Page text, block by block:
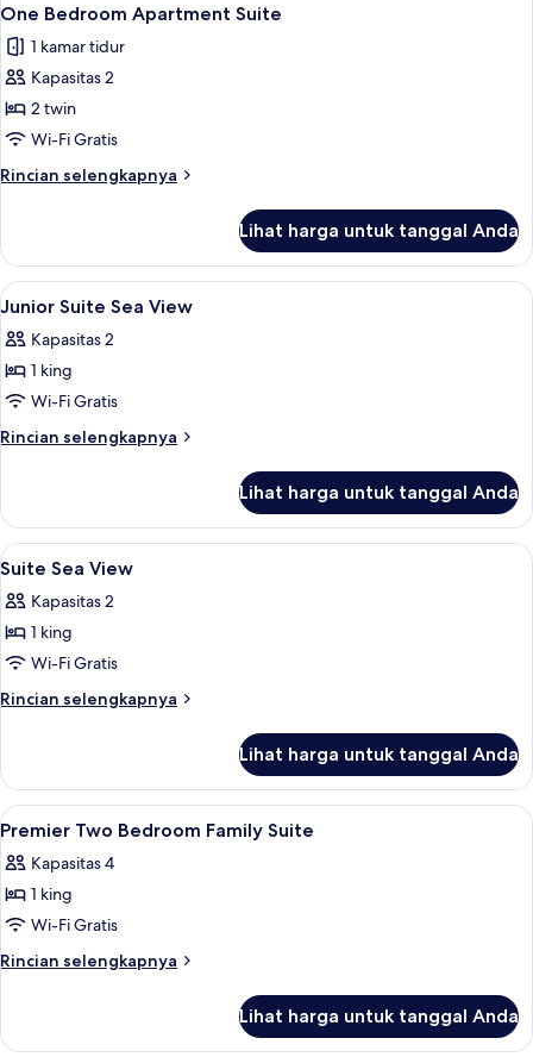
One Bedroom Apartment Suite
1 kamar tidur
Kapasitas 2
2 twin
Wi-Fi Gratis
Rincian selengkapnya
Rincian
One
Bedroom
Apartment
Lihat harga untuk tanggal Anda
Lihat
semua
foto
untuk
Junior
Suite
Minibar, brankas, meja kerja, dan
13
Junior Suite Sea View
Kapasitas 2
1 king
Wi-Fi Gratis
Rincian selengkapnya
Rincian
Junior
Suite
Sea
Lihat harga untuk tanggal Anda
Lihat
semua
foto
untuk
Suite
Sea
Minibar, brankas, meja kerja, dan
10
Suite Sea View
Kapasitas 2
1 king
Wi-Fi Gratis
Rincian selengkapnya
Rincian
Suite
Sea
View
Lihat harga untuk tanggal Anda
Lihat
semua
foto
untuk
Premier
Two
Suite
Minibar, brankas, meja kerja, dan
20
Premier Two Bedroom Family Suite
Kapasitas 4
1 king
Wi-Fi Gratis
Rincian selengkapnya
Rincian
Premier
Lihat harga untuk tanggal Anda